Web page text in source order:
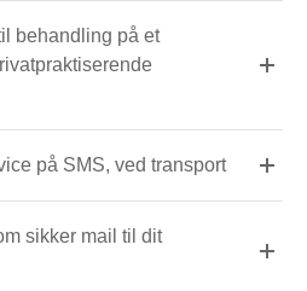
behandling på et
på SMS, ved transport
sikker mail til dit